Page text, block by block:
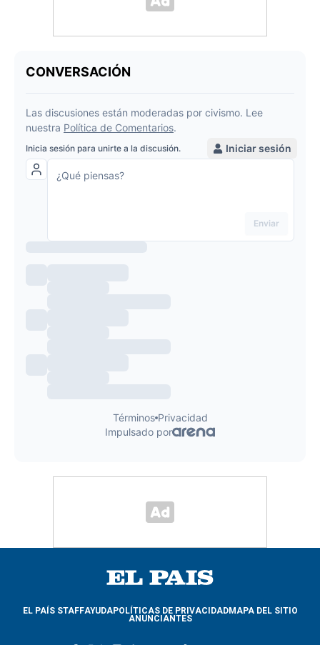
EL PAÍS STAFFAYUDAPOLÍTICAS DE PRIVACIDADMAPA DEL SITIO
ANUNCIANTES